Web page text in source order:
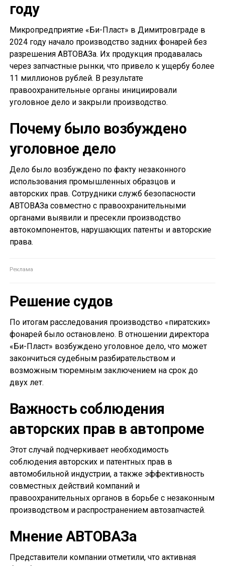
году
Микропредприятие «Би-Пласт» в Димитровграде в
2024 году начало производство задних фонарей без
разрешения АВТОВАЗа. Их продукция продавалась
через запчастные рынки, что привело к ущербу более
11 миллионов рублей. В результате
правоохранительные органы инициировали
уголовное дело и закрыли производство.
Почему было возбуждено
уголовное дело
Дело было возбуждено по факту незаконного
использования промышленных образцов и
авторских прав. Сотрудники служб безопасности
АВТОВАЗа совместно с правоохранительными
органами выявили и пресекли производство
автокомпонентов, нарушающих патенты и авторские
права.
Решение судов
По итогам расследования производство «пиратских»
фонарей было остановлено. В отношении директора
«Би-Пласт» возбуждено уголовное дело, что может
закончиться судебным разбирательством и
возможным тюремным заключением на срок до
двух лет.
Важность соблюдения
авторских прав в автопроме
Этот случай подчеркивает необходимость
соблюдения авторских и патентных прав в
автомобильной индустрии, а также эффективность
совместных действий компаний и
правоохранительных органов в борьбе с незаконным
производством и распространением автозапчастей.
Мнение АВТОВАЗа
Представители компании отметили, что активная